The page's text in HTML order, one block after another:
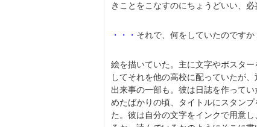
きことをこなすのにちょうどいい、必
・・・ それで、何をしていたのですか
絵を描いていた。主に文字やポスタ
してそれを他の高校に配っていたが
出来事の一部も。彼は日誌を作って
めたばかりの頃、タイトルにスタン
た。彼は自分の文字をインクで用意